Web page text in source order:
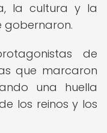
la cultura y la
gobernaron.
de
que marcaron
una huella
los reinos y los